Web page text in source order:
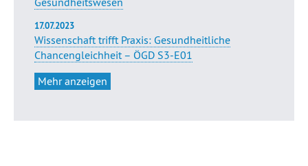
17.07.2023
Wissenschaft trifft Praxis: Gesundheitliche
Chancengleichheit – ÖGD S3-E01
Mehr anzeigen